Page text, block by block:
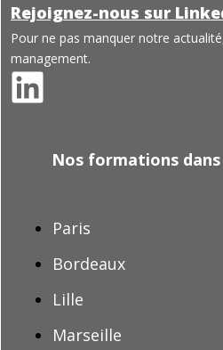
Rejoignez-nous sur
Pour ne pas manquer notre
management.
Nos formations
Paris
Bordeaux
Lille
Marseille